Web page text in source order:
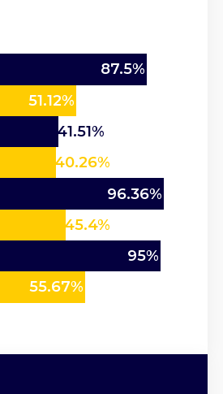
87.5%
51.12%
41.51%
40.26%
96.36%
45.4%
95%
55.67%